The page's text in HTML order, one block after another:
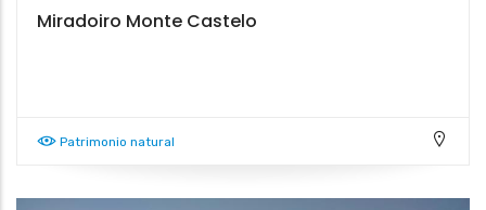
Miradoiro Monte Castelo
Patrimonio natural